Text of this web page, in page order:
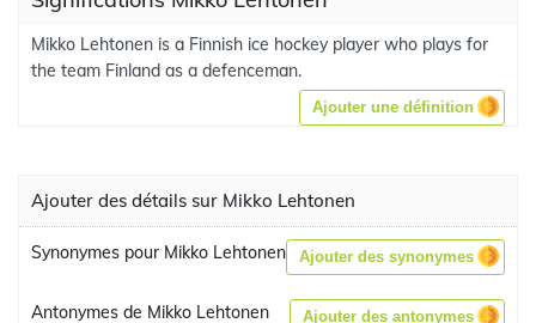
Mikko Lehtonen is a Finnish ice hockey player who plays for
the team Finland as a defenceman.
Ajouter une définition
Ajouter des détails sur Mikko Lehtonen
Synonymes pour Mikko Lehtonen Ajouter des synonymes
Antonymes de Mikko Lehtonen Ajouter des antonymes